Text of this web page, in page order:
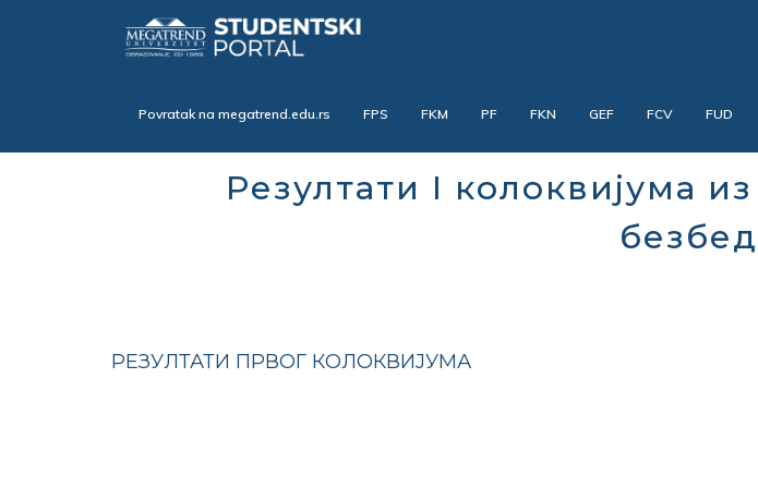
Povratak na megatrend.edu.rs FPS FKM PF FKN GEF FCV FUD
Резултати I колоквијума
РЕЗУЛТАТИ ПРВОГ КОЛОКВИЈУМА